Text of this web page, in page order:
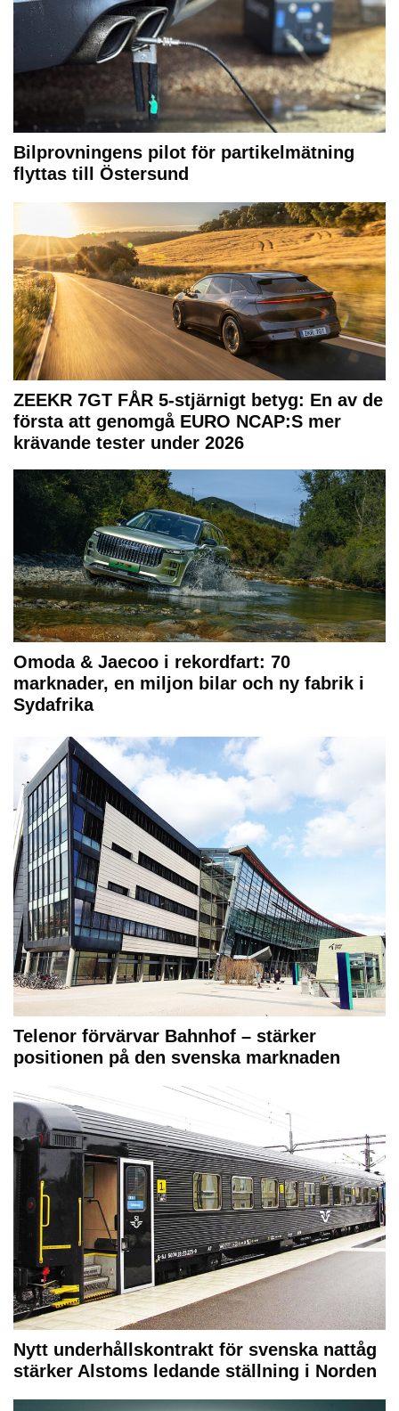
Bilprovningens pilot för partikelmätning
flyttas till Östersund
ZEEKR 7GT FÅR 5-stjärnigt betyg: En av de
första att genomgå EURO NCAP:S mer
krävande tester under 2026
Omoda & Jaecoo i rekordfart: 70
marknader, en miljon bilar och ny fabrik i
Sydafrika
Telenor förvärvar Bahnhof – stärker
positionen på den svenska marknaden
Nytt underhållskontrakt för svenska nattåg
stärker Alstoms ledande ställning i Norden